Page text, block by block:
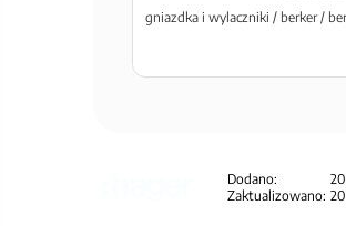
gniazdka i wylaczniki / berker /
Dodano:
Zaktualizowano: